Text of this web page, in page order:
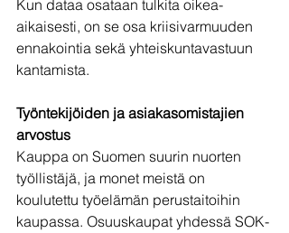
Kun dataa osataan tulkita oikea-
aikaisesti, on se osa kriisivarmuuden
ennakointia sekä yhteiskuntavastuun
kantamista.
Työntekijöiden ja asiakasomistajien
arvostus
Kauppa on Suomen suurin nuorten
työllistäjä, ja monet meistä on
koulutettu työelämän perustaitoihin
kaupassa. Osuuskaupat yhdessä SOK-